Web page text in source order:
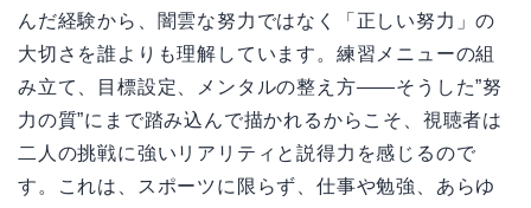
んだ経験から、闇雲な努力ではなく「正しい努力」の
大切さを誰よりも理解しています。練習メニューの組
み立て、目標設定、メンタルの整え方――そうした”努
力の質”にまで踏み込んで描かれるからこそ、視聴者は
二人の挑戦に強いリアリティと説得力を感じるので
す。これは、スポーツに限らず、仕事や勉強、あらゆ